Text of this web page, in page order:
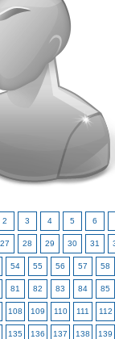
2 3 4 5 6
27 28 29 30 31
54 55 56 57 58
81 82 83 84 85
108 109 110 111 112
135 136 137 138 139